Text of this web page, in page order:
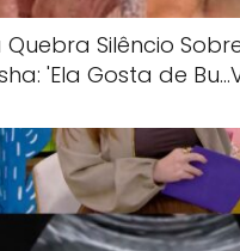
Quebra Silêncio
'Ela Gosta de